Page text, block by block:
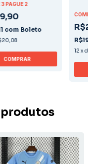
3 PAGUE 2
com Boleto
COMPRAR
12 x
produtos